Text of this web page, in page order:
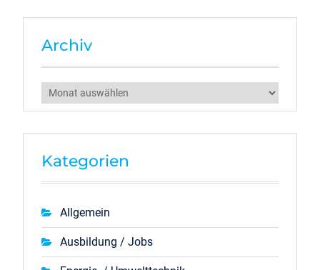
Archiv
Archiv
Kategorien
Allgemein
Ausbildung / Jobs